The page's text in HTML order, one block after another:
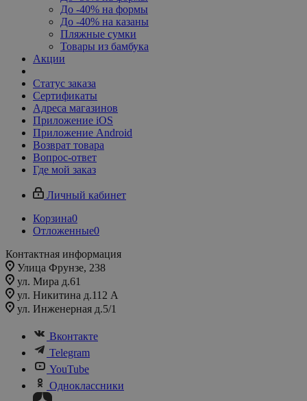
До -40% на формы
До -40% на казаны
Пляжные сумки
Товары из бамбука
Акции
Статус заказа
Сертификаты
Адреса магазинов
Приложение iOS
Приложение Android
Возврат товара
Вопрос-ответ
Где мой заказ
Личный кабинет
Корзина0
Отложенные0
Контактная информация
Улица Фрунзе, 238​
ул. Мира д.61
ул. Никитина д.112 А
ул. Инженерная д.5/1
Вконтакте
Telegram
YouTube
Одноклассники